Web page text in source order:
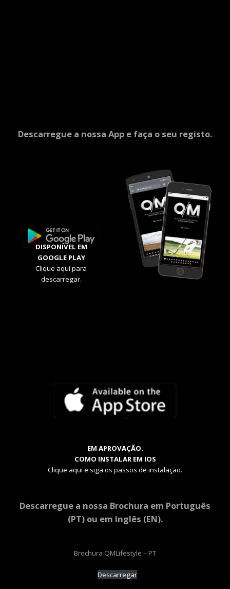
Descarregue a nossa App e faça o seu registo.
DISPONÍVEL EM
GOOGLE PLAY
Clique aqui para
descarregar.
EM APROVAÇÃO.
COMO INSTALAR EM IOS
Clique aqui e siga os passos de instalação.
Descarregue a nossa Brochura em Português
(PT) ou em Inglês (EN).
Brochura QMLifestyle – PT
Descarregar